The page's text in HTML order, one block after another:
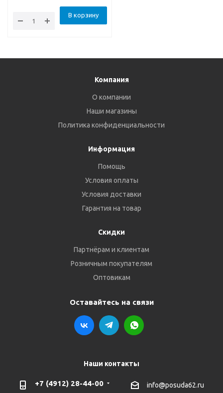
В корзину
Компания
О компании
Наши магазины
Политика конфиденциальности
Информация
Помощь
Условия оплаты
Условия доставки
Гарантия на товар
Скидки
Партнёрам и клиентам
Розничным покупателям
Оптовикам
Оставайтесь на связи
Наши контакты
+7 (4912) 28-44-00 info@posuda62.ru